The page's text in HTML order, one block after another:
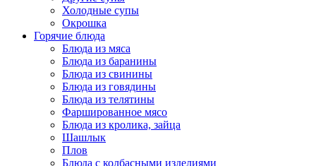
Холодные супы
Окрошка
Горячие блюда
Блюда из мяса
Блюда из баранины
Блюда из свинины
Блюда из говядины
Блюда из телятины
Фаршированное мясо
Блюда из кролика, зайца
Шашлык
Плов
Блюда с колбасными изделиями